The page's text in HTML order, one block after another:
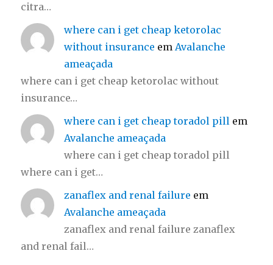
citra…
where can i get cheap ketorolac
without insurance em Avalanche
ameaçada
where can i get cheap ketorolac without
insurance…
where can i get cheap toradol pill em
Avalanche ameaçada
where can i get cheap toradol pill
where can i get…
zanaflex and renal failure em
Avalanche ameaçada
zanaflex and renal failure zanaflex
and renal fail…